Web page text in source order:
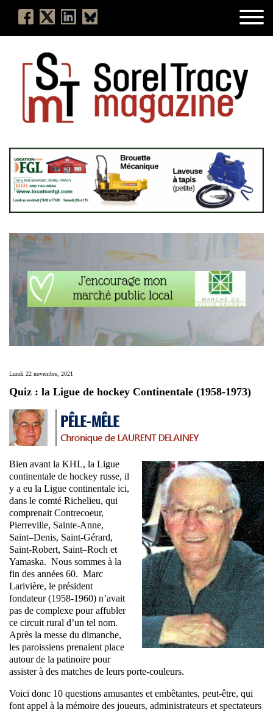
Lundi 22 novembre, 2021
Quiz : la Ligue de hockey Continentale (1958-1973)
Bien avant la KHL, la Ligue
continentale de hockey russe, il
y a eu la Ligue continentale ici,
dans le comté Richelieu, qui
comprenait Contrecoeur,
Pierreville, Sainte-Anne,
Saint–Denis, Saint-Gérard,
Saint-Robert, Saint–Roch et
Yamaska. Nous sommes à la
fin des années 60. Marc
Larivière, le président
fondateur (1958-1960) n’avait
pas de complexe pour affubler
ce circuit rural d’un tel nom.
Après la messe du dimanche,
les paroissiens prenaient place
autour de la patinoire pour
assister à des matches de leurs porte-couleurs.
Voici donc 10 questions amusantes et embêtantes, peut-être, qui
font appel à la mémoire des joueurs, administrateurs et spectateurs